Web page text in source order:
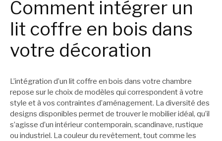
Comment intégrer un
lit coffre en bois dans
votre décoration
L’intégration d’un lit coffre en bois dans votre chambre
repose sur le choix de modèles qui correspondent à votre
style et à vos contraintes d’aménagement. La diversité des
designs disponibles permet de trouver le mobilier idéal, qu’il
s’agisse d’un intérieur contemporain, scandinave, rustique
ou industriel. La couleur du revêtement, tout comme les